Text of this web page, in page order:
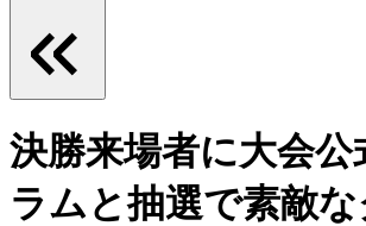
決勝来場者に大会
ラムと抽選で素敵